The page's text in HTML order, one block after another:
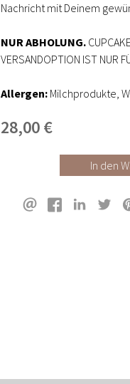
Nachricht mit Deinem
NUR ABHOLUNG.
VERSANDOPTION IST NUR
Allergen: Milchprodukte,
28,00 €